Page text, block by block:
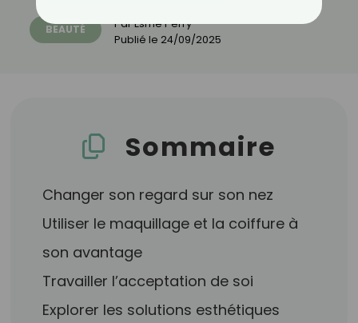
BEAUTÉ ParEsmé Perry
Publié le 24/09/2025
Sommaire
Changer son regard sur son nez
Utiliser le maquillage et la coiffure à
son avantage
Travailler l’acceptation de soi
Explorer les solutions esthétiques